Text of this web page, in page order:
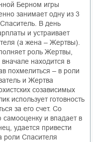
Берном игры
занимает одну из 3
В день
и устраивает
(а жена – Жертвы).
роль Жертвы,
находится в
похмелиться – в роли
и Жертва
созависимых
использует готовность
за его счет. Со
и впадает в
удается привести
роли Спасителя